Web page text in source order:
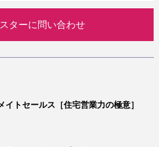
ターに問い合わせ
イトセールス［住宅営業力の極意］